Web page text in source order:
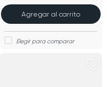
Agregar al carrito